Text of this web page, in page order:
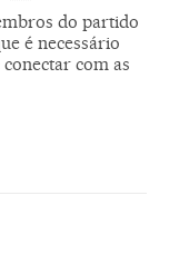
do partido
é necessário
com as